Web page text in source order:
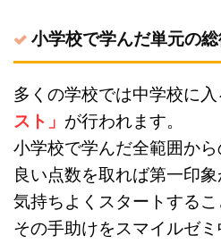
小学校で学んだ単元の
多くの学校では中学校に入
スト」 が行われます。
小学校で学んだ全範囲から
良い点数を取れば第一印
気持ちよくスタートするこ
その手助けをスマイルゼ